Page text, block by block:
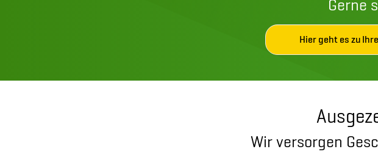
Gerne
Hier geht es zu
Wir versorgen